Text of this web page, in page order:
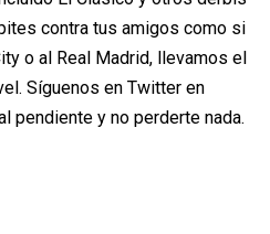
contra tus amigos como si
o al Real Madrid, llevamos el
Síguenos en Twitter en
pendiente y no perderte nada.